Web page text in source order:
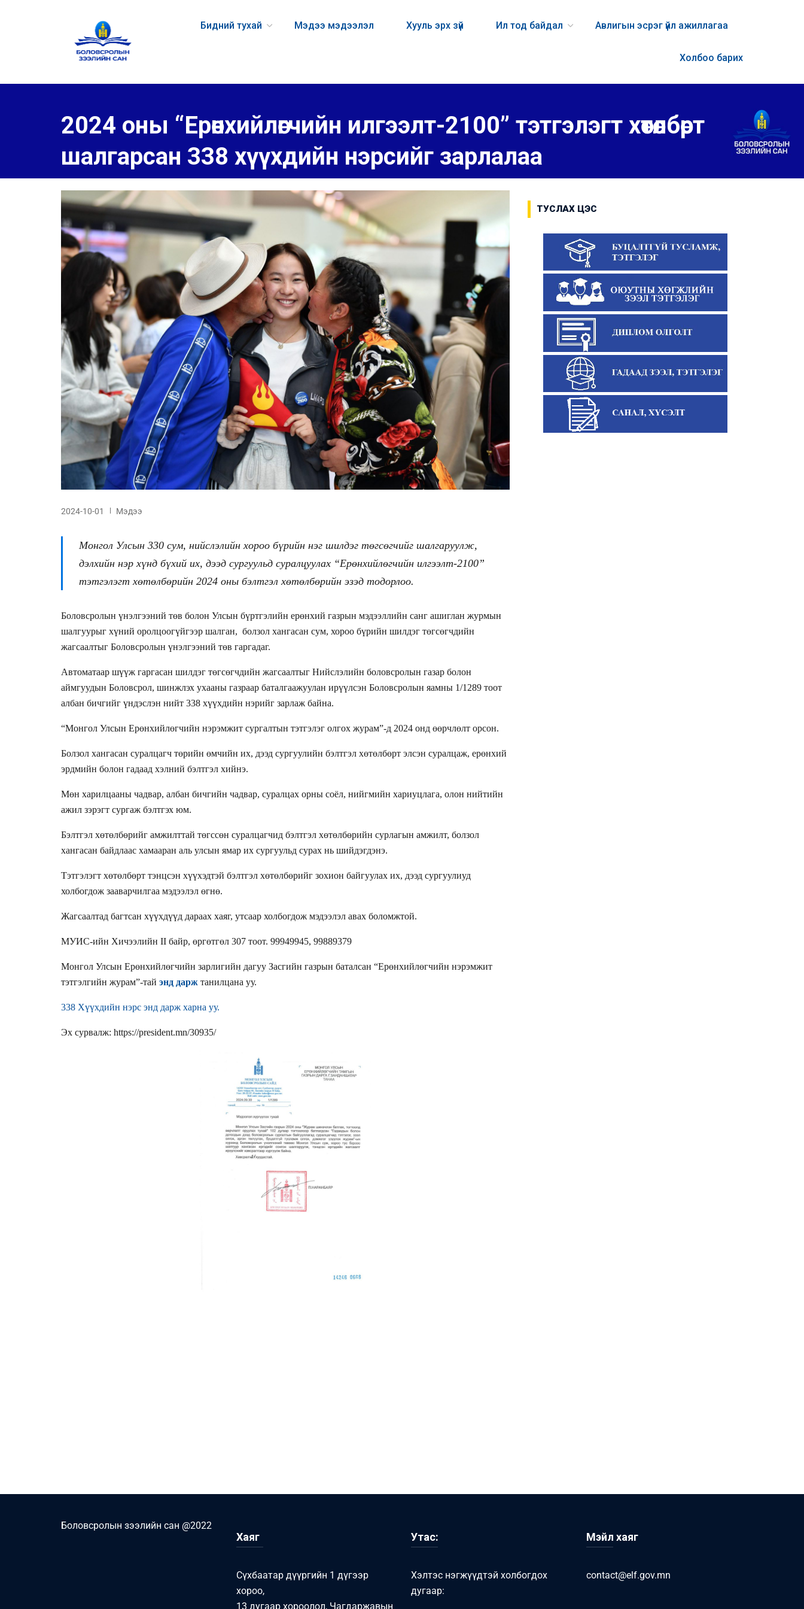
Бидний тухай Мэдээ мэдээлэл Хууль эрх зүй Ил тод байдал Авлигын эсрэг үйл ажиллагаа
Холбоо барих
2024 оны “Ерөнхийлөгчийн илгээлт-2100” тэтгэлэгт хөтөлбөрт
шалгарсан 338 хүүхдийн нэрсийг зарлалаа
2024-10-01 Мэдээ
Монгол Улсын 330 сум, нийслэлийн хороо бүрийн нэг шилдэг төгсөгчийг шалгаруулж,
дэлхийн нэр хүнд бүхий их, дээд сургуульд суралцуулах “Ерөнхийлөгчийн илгээлт-2100”
тэтгэлэгт хөтөлбөрийн 2024 оны бэлтгэл хөтөлбөрийн эзэд тодорлоо.
Боловсролын үнэлгээний төв болон Улсын бүртгэлийн ерөнхий газрын мэдээллийн санг ашиглан журмын
шалгуурыг хүний оролцоогүйгээр шалган, болзол хангасан сум, хороо бүрийн шилдэг төгсөгчдийн
жагсаалтыг Боловсролын үнэлгээний төв гаргадаг.
Автоматаар шүүж гаргасан шилдэг төгсөгчдийн жагсаалтыг Нийслэлийн боловсролын газар болон
аймгуудын Боловсрол, шинжлэх ухааны газраар баталгаажуулан ирүүлсэн Боловсролын яамны 1/1289 тоот
албан бичгийг үндэслэн нийт 338 хүүхдийн нэрийг зарлаж байна.
“Монгол Улсын Ерөнхийлөгчийн нэрэмжит сургалтын тэтгэлэг олгох журам”-д 2024 онд өөрчлөлт орсон.
Болзол хангасан суралцагч төрийн өмчийн их, дээд сургуулийн бэлтгэл хөтөлбөрт элсэн суралцаж, ерөнхий
эрдмийн болон гадаад хэлний бэлтгэл хийнэ.
Мөн харилцааны чадвар, албан бичгийн чадвар, суралцах орны соёл, нийгмийн хариуцлага, олон нийтийн
ажил зэрэгт сургаж бэлтгэх юм.
Бэлтгэл хөтөлбөрийг амжилттай төгссөн суралцагчид бэлтгэл хөтөлбөрийн сурлагын амжилт, болзол
хангасан байдлаас хамааран аль улсын ямар их сургуульд сурах нь шийдэгдэнэ.
Тэтгэлэгт хөтөлбөрт тэнцсэн хүүхэдтэй бэлтгэл хөтөлбөрийг зохион байгуулах их, дээд сургуулиуд
холбогдож зааварчилгаа мэдээлэл өгнө.
Жагсаалтад багтсан хүүхдүүд дараах хаяг, утсаар холбогдож мэдээлэл авах боломжтой.
МУИС-ийн Хичээлийн II байр, өргөтгөл 307 тоот. 99949945, 99889379
Монгол Улсын Ерөнхийлөгчийн зарлигийн дагуу Засгийн газрын баталсан “Ерөнхийлөгчийн нэрэмжит
тэтгэлгийн журам”-тай энд дарж танилцана уу.
338 Хүүхдийн нэрс энд дарж харна уу.
Эх сурвалж: https://president.mn/30935/
ТУСЛАХ ЦЭС
Боловсролын зээлийн сан @2022
Хаяг
Сүхбаатар дүүргийн 1 дүгээр
хороо,
13 дугаар хороолол, Чагдаржавын
Утас:
Хэлтэс нэгжүүдтэй холбогдох
дугаар:
Мэйл хаяг
contact@elf.gov.mn